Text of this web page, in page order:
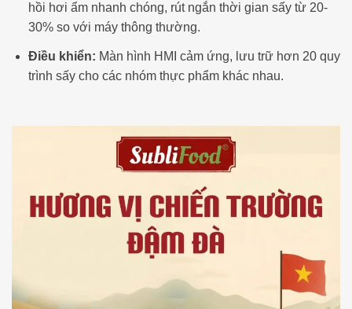
hồi hơi ẩm nhanh chóng, rút ngắn thời gian sấy từ 20-
30% so với máy thông thường.
Điều khiển: Màn hình HMI cảm ứng, lưu trữ hơn 20 quy
trình sấy cho các nhóm thực phẩm khác nhau.